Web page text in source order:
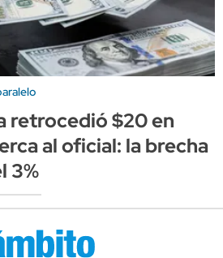
retrocedió $20 en
al oficial: la brecha
3%